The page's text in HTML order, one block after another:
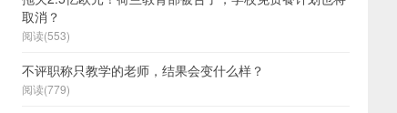
取消？
阅读(553)
不评职称只教学的老师，结果会变什么样？
阅读(779)